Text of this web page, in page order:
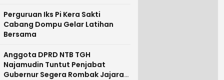
Perguruan Iks Pi Kera Sakti
Cabang Dompu Gelar Latihan
Bersama
Anggota DPRD NTB TGH
Najamudin Tuntut Penjabat
Gubernur Segera Rombak Jajaran